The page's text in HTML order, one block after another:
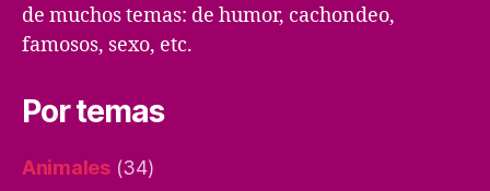
de muchos temas: de humor, cachondeo,
famosos, sexo, etc.
Por temas
Animales(34)